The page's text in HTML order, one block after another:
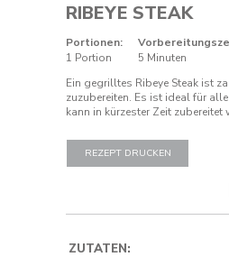
RIBEYE STEAK
Portionen:
1 Portion
5 Minuten
Ein gegrilltes Ribeye Steak ist
zuzubereiten. Es ist ideal für
kann in kürzester Zeit zubereitet
REZEPT DRUCKEN
ZUTATEN: